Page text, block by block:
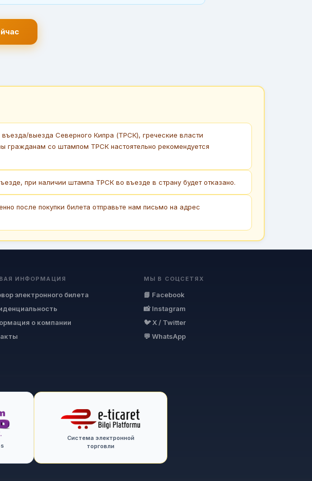
выезда Северного Кипра (ТРСК), греческие власти
гражданам со штампом ТРСК настоятельно рекомендуется
при наличии штампа ТРСК во въезде в страну будет отказано.
после покупки билета отправьте нам письмо на адрес
ИНФОРМАЦИЯ
электронного билета
о компании
МЫ В СОЦСЕТЯХ
📘 Facebook
📸 Instagram
🐦 X / Twitter
💬 WhatsApp
Система электронной
торговли